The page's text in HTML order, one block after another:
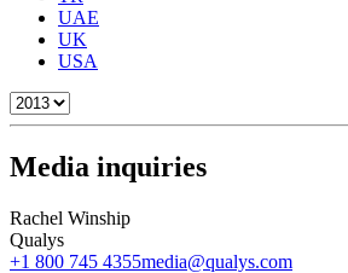
UAE
UK
USA
Media inquiries
Rachel Winship
Qualys
+1 800 745 4355media@qualys.com